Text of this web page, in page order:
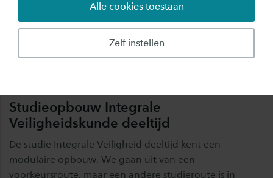
Zelf instellen
Alle cookies toestaan
(reguliere route) 20 uren / Zelfstudie 15 uren
Studieopbouw Integrale
Veiligheidskunde deeltijd
De studie Integrale Veiligheid deeltijd kent een
modulaire opbouw. We gaan uit van een
voorkeursroute, maar een andere studieroute is in